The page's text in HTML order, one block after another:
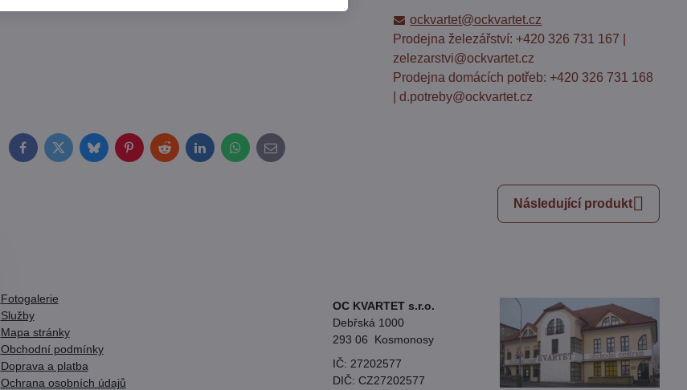
ockvartet@ockvartet.cz
Prodejna železářství: +420 326 731 167 |
zelezarstvi@ockvartet.cz
Prodejna domácích potřeb: +420 326 731 168
| d.potreby@ockvartet.cz
FacebookTwitterBlueskyPinterestRedditLinkedInWhatsApp
E-
mail
Následující produkt
Fotogalerie
Služby
Mapa stránky
Obchodní podmínky
Doprava a platba
Ochrana osobních údajů
OC KVARTET s.r.o.
Debřská 1000
293 06 Kosmonosy
IČ: 27202577
DIČ: CZ27202577